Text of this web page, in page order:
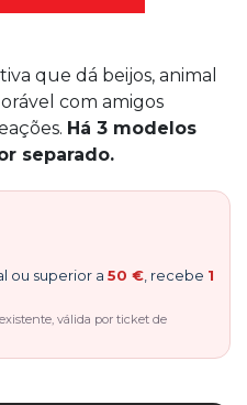
que dá beijos, animal
com amigos
Há 3 modelos
separado.
ou superior a 50 € , recebe 1
válida por ticket de